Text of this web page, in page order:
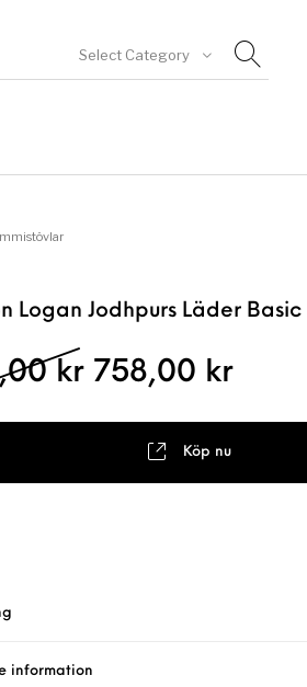
Select Category
Okategoriserad
Logan Jodhpurs Läder
kr Det
758,00 krDet
Köp nu
information